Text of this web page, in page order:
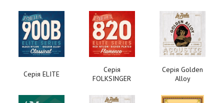
Серія ELITE
Серія
FOLKSINGER
Серія Golden
Alloy